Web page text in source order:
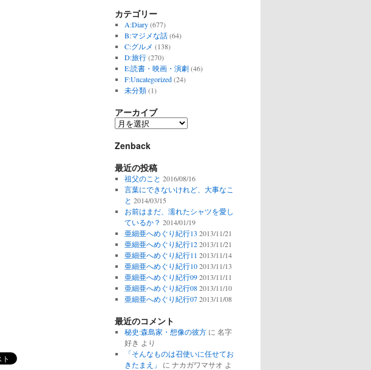
カテゴリー
A:Diary(677)
B:マジメな話(64)
C:グルメ (138)
D:旅行(270)
E:読書・映画・演劇(46)
F:Uncategorized(24)
未分類(1)
アーカイブ
ア
カ
ブ
Zenback
最近の投稿
祖父のこと 2016/08/16
言葉にできないけれど、大事なこ
と 2014/03/15
お前はまだ、濡れたシャツを愛し
ているか？ 2014/01/19
亜細亜へめぐり紀行13 2013/11/21
亜細亜へめぐり紀行12 2013/11/21
亜細亜へめぐり紀行11 2013/11/14
亜細亜へめぐり紀行10 2013/11/13
亜細亜へめぐり紀行09 2013/11/11
亜細亜へめぐり紀行08 2013/11/10
亜細亜へめぐり紀行07 2013/11/08
最近のコメント
秘史:森島家・想像の彼方に 名字
好き より
「そんなものは召使いに任せてお
きたまえ」
に ナカガワマサオ よ